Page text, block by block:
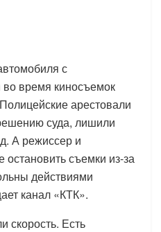
с
время киносъемок
арестовали
суда, лишили
А режиссер и
съемки из-за
действиями
канал «КТК».
скорость. Есть